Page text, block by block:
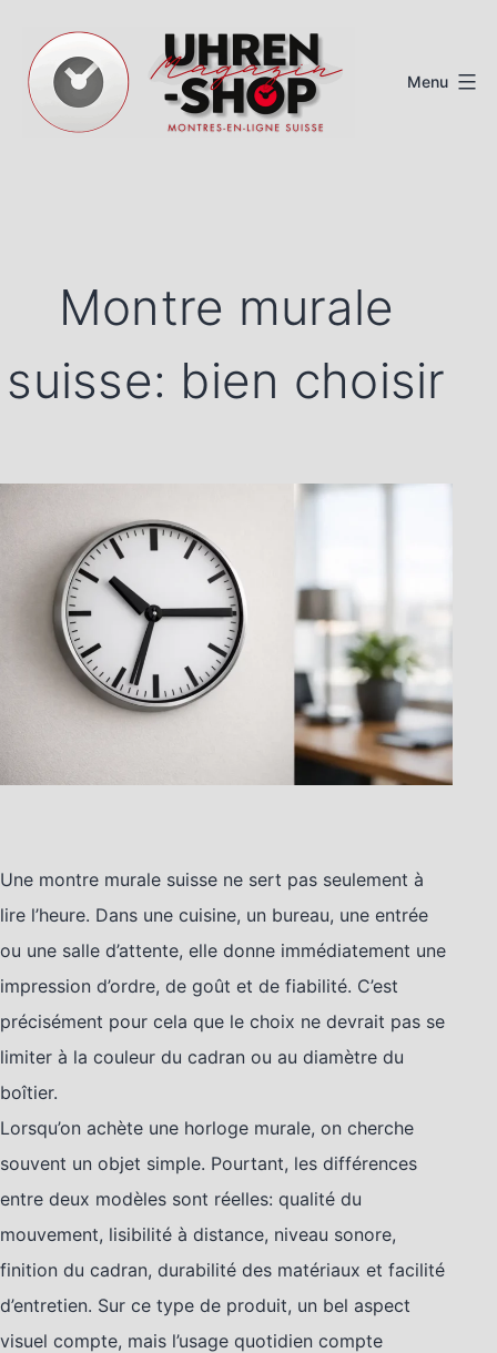
contenu
Menu
Montre murale
suisse: bien choisir
Une montre murale suisse ne sert pas seulement à
lire l’heure. Dans une cuisine, un bureau, une entrée
ou une salle d’attente, elle donne immédiatement une
impression d’ordre, de goût et de fiabilité. C’est
précisément pour cela que le choix ne devrait pas se
limiter à la couleur du cadran ou au diamètre du
boîtier.
Lorsqu’on achète une horloge murale, on cherche
souvent un objet simple. Pourtant, les différences
entre deux modèles sont réelles: qualité du
mouvement, lisibilité à distance, niveau sonore,
finition du cadran, durabilité des matériaux et facilité
d’entretien. Sur ce type de produit, un bel aspect
visuel compte, mais l’usage quotidien compte